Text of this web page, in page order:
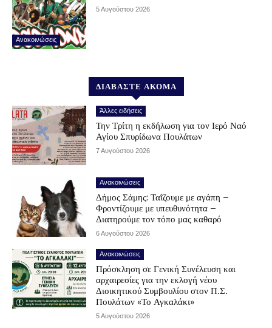
Ανακοινώσεις
5 Αυγούστου 2026
ΔΙΑΒΑΣΤΕ ΑΚΟΜΑ
Άλλες ειδήσεις
Την Τρίτη η εκδήλωση για τον Ιερό Ναό
Αγίου Σπυρίδωνα Πουλάτων
7 Αυγούστου 2026
Ανακοινώσεις
Δήμος Σάμης: Ταΐζουμε με αγάπη –
Φροντίζουμε με υπευθυνότητα –
Διατηρούμε τον τόπο μας καθαρό
6 Αυγούστου 2026
Ανακοινώσεις
Πρόσκληση σε Γενική Συνέλευση και
αρχαιρεσίες για την εκλογή νέου
Διοικητικού Συμβουλίου στον Π.Σ.
Πουλάτων «Το Αγκαλάκι»
5 Αυγούστου 2026